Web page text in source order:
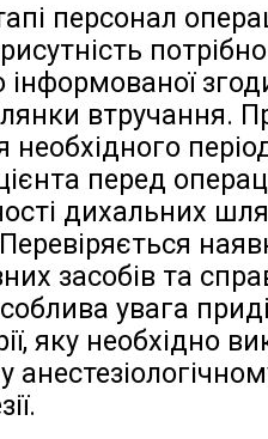
персонал
інформованої
втручання.
перед
дихальних
засобів та
увага
яку необхідно